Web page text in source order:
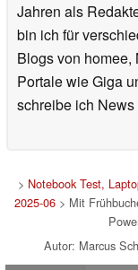
Jahren als
bin ich für
Blogs von
Portale wie Giga
schreibe ich News
> Notebook Test,
2025-06 > Mit
Autor: Marcus